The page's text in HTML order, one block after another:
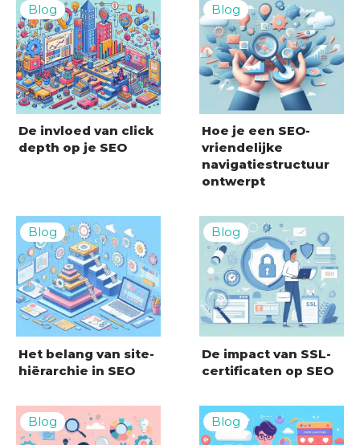
De invloed van click
depth op je SEO
Hoe je een SEO-
vriendelijke
navigatiestructuur
ontwerpt
Het belang van site-
hiërarchie in SEO
De impact van SSL-
certificaten op SEO